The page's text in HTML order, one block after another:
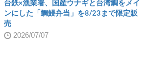
台鉄×漁業署、国産ウナギと台湾鯛をメイ
ンにした「鯛鰻弁当」を8/23まで限定販
売
2026/07/07